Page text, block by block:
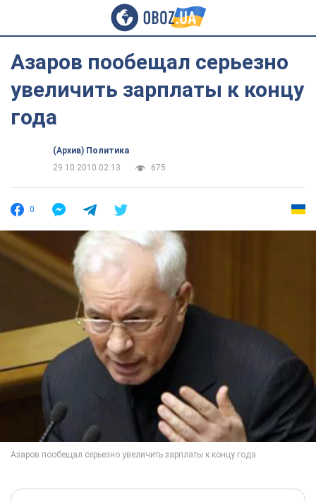
Азаров пообещал серьезно
увеличить зарплаты к концу
года
(Архив) Политика
29.10.2010 02:13
675
0